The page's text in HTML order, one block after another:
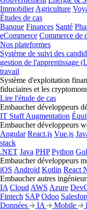
Immobilier Agriculture
Études de cas
Banque Finances Santé
eCommerce Commerce de
Nos plateformes
Système de suivi des
gestion de l'apprentissage
travail
Système d'exploitation
fiduciaires et les
Lire l'étude de cas
Embaucher développeurs
IT Staff Augmentation
Embaucher développeurs
Angular React.js Vue.js
stack
.NET Java PHP Python
Embaucher développeurs
iOS Android Kotlin React
Embaucher autres
IA Cloud AWS Azure
Fintech SAP Odoo
Données
IA Mobile